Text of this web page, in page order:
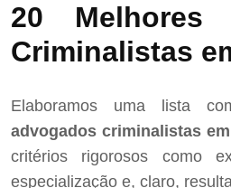
20 Melhores
Criminalistas
Elaboramos uma lista
advogados criminalistas
critérios rigorosos como
especialização e, claro,